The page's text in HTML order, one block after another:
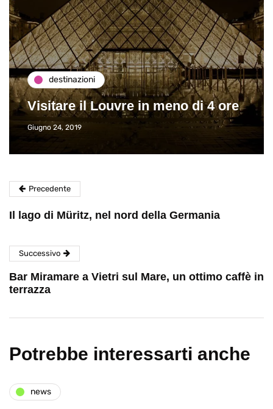
destinazioni
Visitare il Louvre in meno di 4 ore
Giugno 24, 2019
Precedente
Il lago di Müritz, nel nord della Germania
Successivo
Bar Miramare a Vietri sul Mare, un ottimo caffè in
terrazza
Potrebbe interessarti anche
news